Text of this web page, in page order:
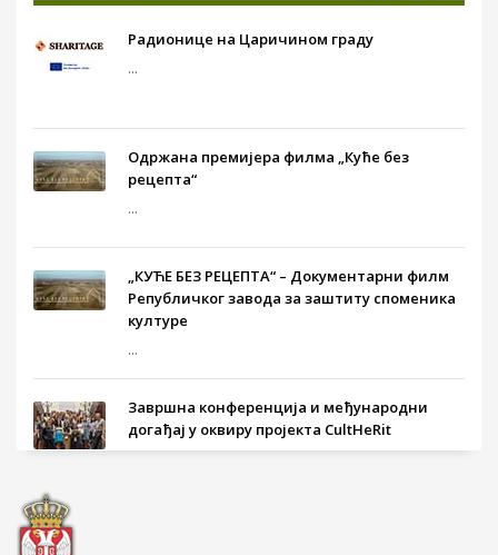
Радионице на Царичином граду
...
Одржана премијера филма „Куће без
рецепта“
...
„КУЋЕ БЕЗ РЕЦЕПТА“ – Документарни филм
Републичког завода за заштиту споменика
културе
...
Завршна конференција и међународни
догађај у оквиру пројекта CultHeRit